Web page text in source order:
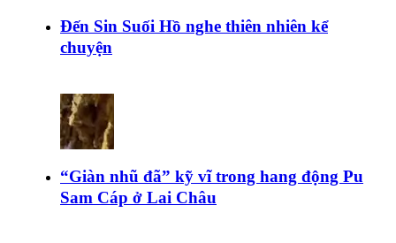
Đến Sin Suối Hồ nghe thiên nhiên kể
chuyện
“Giàn nhũ đã” kỹ vĩ trong hang động Pu
Sam Cáp ở Lai Châu